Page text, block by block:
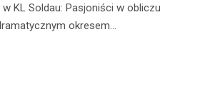
KL Soldau: Pasjoniści w obliczu
okresem…